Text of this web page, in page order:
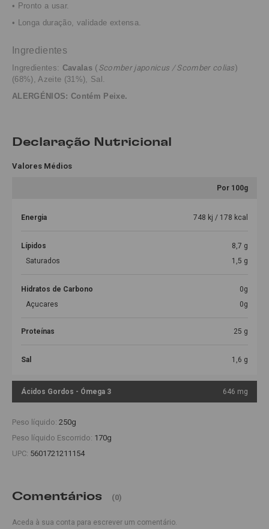
• Pronto a usar.
• Longa duração, validade extensa.
Ingredientes
Ingredientes: Cavalas ( Scomber japonicus / Scomber colias)
(68%), Azeite (31%)
Sal.
ALERGÉNIOS: Contém Peixe.
Declaração Nutricional
Valores Médios
Por 100g
Energia 748 kj / 178 kcal
Lípidos
8,7 g
Saturados
1,5 g
Hidratos de Carbono
0g
Açucares
0g
Proteínas 25 g
Sal 1,6 g
Ácidos Gordos - Ómega 3 646 mg
Peso líquido: 250g
Peso líquido Escorrido: 170g
UPC: 5601721211154
Comentários (0)
Aceda à sua conta para escrever um comentário.